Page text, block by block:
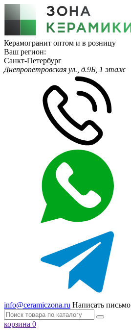
Керамогранит оптом и в розницу
Ваш регион:
Санкт-Петербург
Днепропетровская ул., д.9Б, 1 этаж
info@ceramiczona.ru Написать письмо
корзина 0